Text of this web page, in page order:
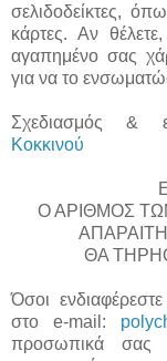
σελιδοδείκτες,
κάρτες. Αν
αγαπημένο σας
για να το
Σχεδιασμός &
Κοκκινού
Ο ΑΡΙΘΜΟΣ
ΘΑ
Όσοι
στο e-mail:
προσωπικά σας